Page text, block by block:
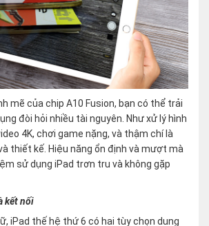
mẽ của chip A10 Fusion, bạn có thể trải
đòi hỏi nhiều tài nguyên. Như xử lý hình
4K, chơi game nặng, và thậm chí là
thiết kế. Hiệu năng ổn định và mượt mà
sử dụng iPad trơn tru và không gặp
kết nối
iPad thế hệ thứ 6 có hai tùy chọn dung